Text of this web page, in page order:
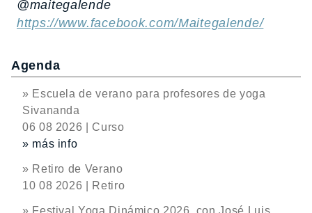
@maitegalende
https://www.facebook.com/Maitegalende/
Agenda
» Escuela de verano para profesores de yoga
Sivananda
06 08 2026 | Curso
» más info
» Retiro de Verano
10 08 2026 | Retiro
» Festival Yoga Dinámico 2026, con José Luis